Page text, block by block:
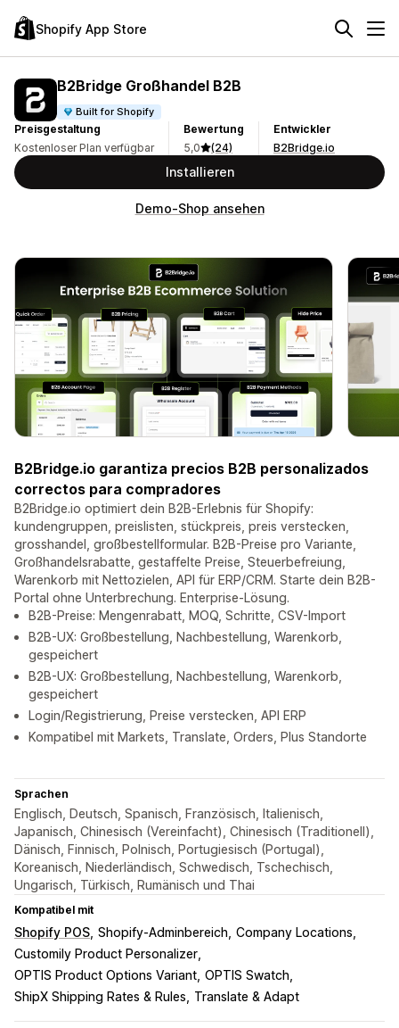
Shopify App Store
B2Bridge Großhandel B2B
Built for Shopify
Preisgestaltung
Kostenloser Plan verfügbar
Bewertung
5,0
(24)
Entwickler
B2Bridge.io
Installieren
Demo-Shop ansehen
B2Bridge.io garantiza precios B2B personalizados
correctos para compradores
B2Bridge.io optimiert dein B2B-Erlebnis für Shopify:
kundengruppen, preislisten, stückpreis, preis verstecken,
grosshandel, großbestellformular. B2B-Preise pro Variante,
Großhandelsrabatte, gestaffelte Preise, Steuerbefreiung,
Warenkorb mit Nettozielen, API für ERP/CRM. Starte dein B2B-
Portal ohne Unterbrechung. Enterprise-Lösung.
B2B-Preise: Mengenrabatt, MOQ, Schritte, CSV-Import
B2B-UX: Großbestellung, Nachbestellung, Warenkorb,
gespeichert
B2B-UX: Großbestellung, Nachbestellung, Warenkorb,
gespeichert
Login/Registrierung, Preise verstecken, API ERP
Kompatibel mit Markets, Translate, Orders, Plus Standorte
Sprachen
Englisch, Deutsch, Spanisch, Französisch, Italienisch,
Japanisch, Chinesisch (Vereinfacht), Chinesisch (Traditionell),
Dänisch, Finnisch, Polnisch, Portugiesisch (Portugal),
Koreanisch, Niederländisch, Schwedisch, Tschechisch,
Ungarisch, Türkisch, Rumänisch und Thai
Kompatibel mit
Shopify POS Shopify-Adminbereich Company Locations
Customily Product Personalizer
OPTIS Product Options Variant OPTIS Swatch
ShipX Shipping Rates & Rules
Translate & Adapt